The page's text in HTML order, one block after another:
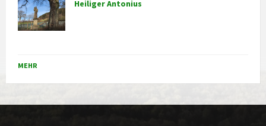
Heiliger Antonius
MEHR